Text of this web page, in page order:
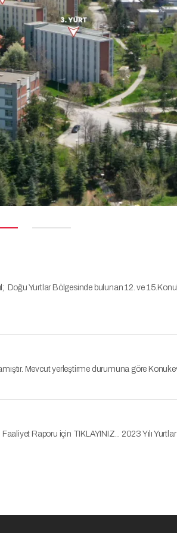
Doğu Yurtlar Bölgesinde bulunan 12. ve
Mevcut yerleştirme durumuna göre
Raporu için TIKLAYINIZ... 2023 Yılı